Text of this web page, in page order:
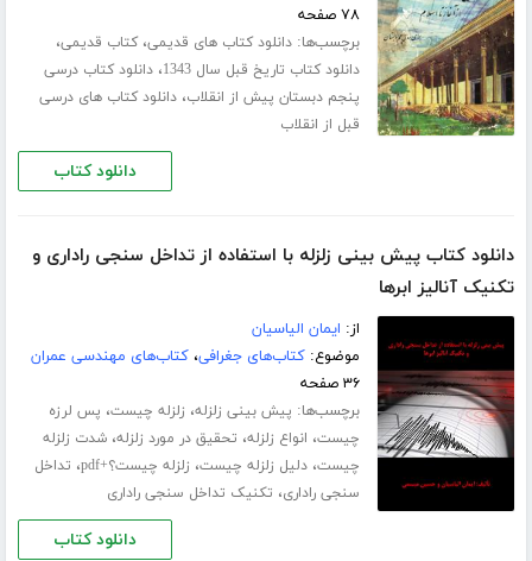
۷۸ صفحه
برچسب‌ها:دانلود کتاب های قدیمی،کتاب قدیمی،
دانلود کتاب تاریخ قبل سال 1343 ،دانلود کتاب درسی
پنجم دبستان پیش از انقلاب،دانلود کتاب های درسی
قبل از انقلاب
دانلود کتاب
دانلود کتاب پیش بینی زلزله با استفاده از تداخل سنجی راداری و
تکنیک آنالیز ابرها
از: ایمان الیاسیان
موضوع:کتاب‌های جغرافی،کتاب‌های مهندسی عمران
۳۶ صفحه
برچسب‌ها: پیش بینی زلزله، زلزله چیست، پس لرزه
چیست، انواع زلزله، تحقیق در مورد زلزله،شدت زلزله
چیست،دلیل زلزله چیست، زلزله چیست؟+pdf ، تداخل
سنجی راداری، تکنیک تداخل سنجی راداری
دانلود کتاب